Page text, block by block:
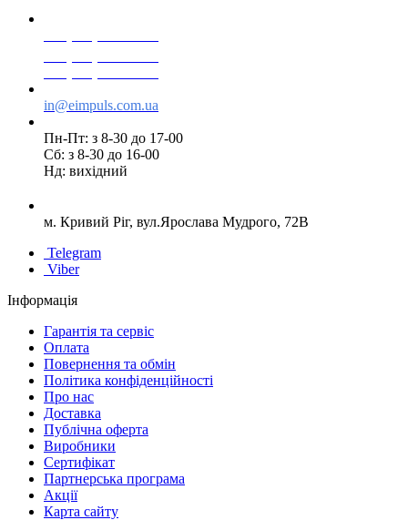
in@eimpuls.com.ua
Пн-Пт: з 8-30 до 17-00
Сб: з 8-30 до 16-00
Нд: вихідний
м. Кривий Ріг, вул.Ярослава Мудрого, 72В
Telegram
Viber
Інформація
Гарантія та сервіс
Оплата
Повернення та обмін
Політика конфіденційності
Про нас
Доставка
Публічна оферта
Виробники
Сертифікат
Партнерська програма
Акції
Карта сайту